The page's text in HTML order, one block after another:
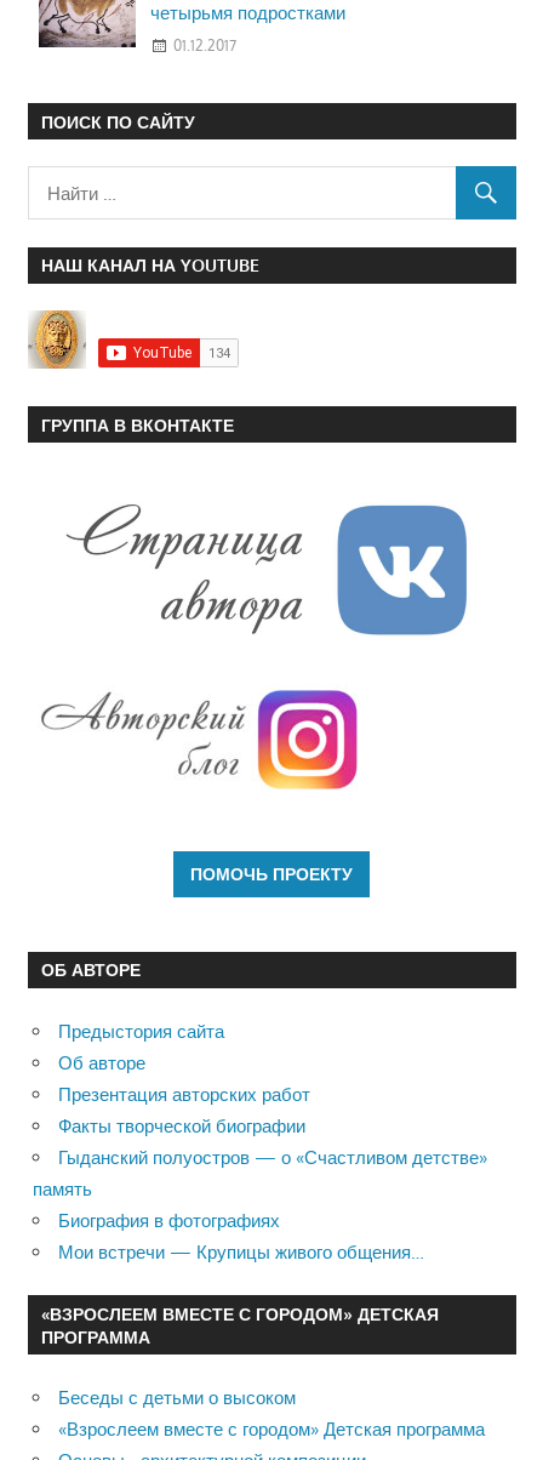
четырьмя подростками
01.12.2017
ПОИСК ПО САЙТУ
НАШ КАНАЛ НА YOUTUBE
ГРУППА В ВКОНТАКТЕ
ОБ АВТОРЕ
Предыстория сайта
Об авторе
Презентация авторских работ
Факты творческой биографии
Гыданский полуостров — о «Счастливом детстве»
память
Биография в фотографиях
Мои встречи — Крупицы живого общения…
«ВЗРОСЛЕЕМ ВМЕСТЕ С ГОРОДОМ» ДЕТСКАЯ
ПРОГРАММА
Беседы с детьми о высоком
«Взрослеем вместе с городом» Детская программа